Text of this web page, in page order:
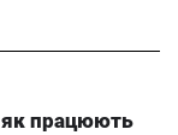
як працюють